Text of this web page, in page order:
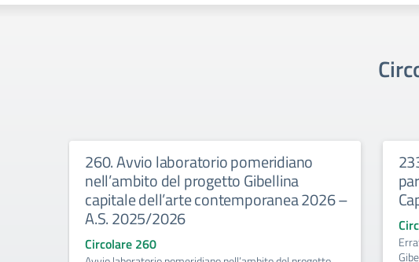
260. Avvio laboratorio pomeridiano
nell’ambito del progetto Gibellina
capitale dell’arte contemporanea 2026 –
A.S. 2025/2026
Circolare 260